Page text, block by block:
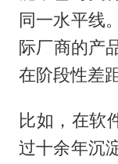
同一水平线
际厂商的产
在阶段性差距
比如，在软
过十余年沉